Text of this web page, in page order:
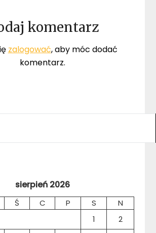
komentarz
zalogować, aby móc dodać
komentarz.
sierpień 2026
Ś C P S
N
1
2